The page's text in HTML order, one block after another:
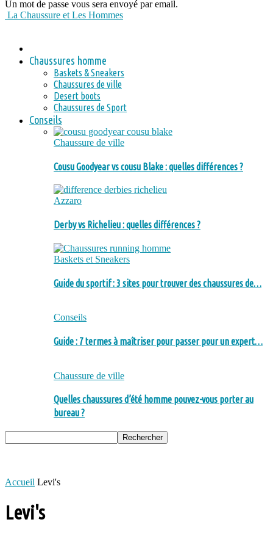
Un mot de passe vous sera envoyé par email.
La Chaussure et Les Hommes
Chaussures homme
Baskets & Sneakers
Chaussures de ville
Desert boots
Chaussures de Sport
Conseils
Chaussure de ville
Cousu Goodyear vs cousu Blake : quelles différences ?
Azzaro
Derby vs Richelieu : quelles différences ?
Baskets et Sneakers
Guide du sportif : 3 sites pour trouver des chaussures de…
Conseils
Guide : 7 termes à maîtriser pour passer pour un expert…
Chaussure de ville
Quelles chaussures d’été homme pouvez-vous porter au
bureau ?
Accueil Levi's
Levi's